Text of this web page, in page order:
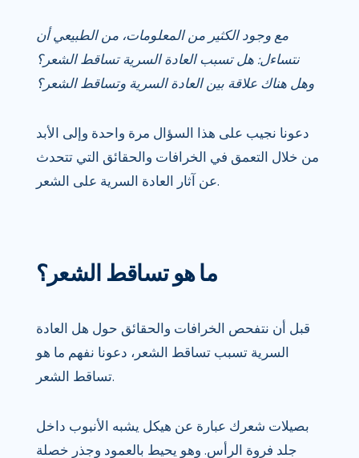
مع وجود الكثير من المعلومات، من الطبيعي أن
نتساءل: هل تسبب العادة السرية تساقط الشعر؟
وهل هناك علاقة بين العادة السرية وتساقط الشعر؟
دعونا نجيب على هذا السؤال مرة واحدة وإلى الأبد
من خلال التعمق في الخرافات والحقائق التي تتحدث
عن آثار العادة السرية على الشعر.
ما هو تساقط الشعر؟
قبل أن نتفحص الخرافات والحقائق حول هل العادة
السرية تسبب تساقط الشعر، دعونا نفهم ما هو
تساقط الشعر.
بصيلات شعرك عبارة عن هيكل يشبه الأنبوب داخل
جلد فروة الرأس. وهو يحيط بالعمود وجذر خصلة